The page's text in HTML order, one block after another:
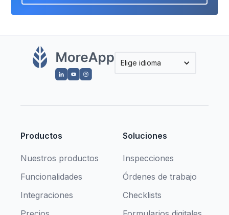
Elige idioma
Productos
Nuestros productos
Funcionalidades
Integraciones
Soluciones
Inspecciones
Órdenes de trabajo
Checklists